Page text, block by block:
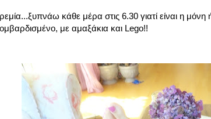
κάθε μέρα στις 6.30 γιατί είναι η
με αμαξάκια και Lego!!